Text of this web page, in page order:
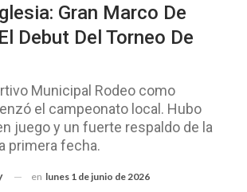
Gran Marco De
Debut Del Torneo De
Municipal Rodeo como
el campeonato local. Hubo
juego y un fuerte respaldo de la
primera fecha.
en lunes 1 de junio de 2026